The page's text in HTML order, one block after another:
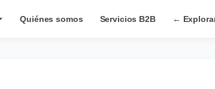
Quiénes somos Servicios B2B ←